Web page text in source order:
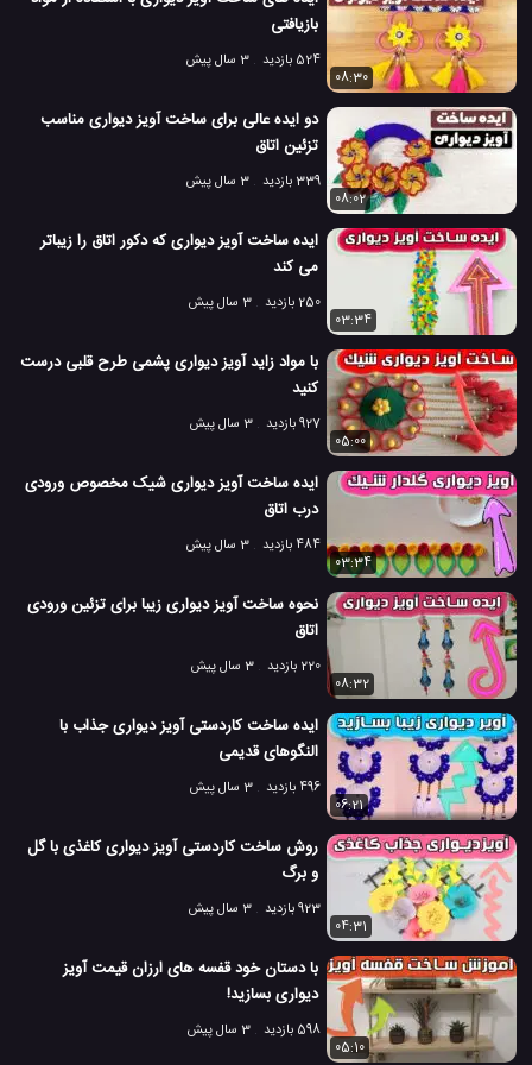
بازیافتی
524 بازدید
3 سال پیش
08:30
دو ایده عالی برای ساخت آویز دیواری مناسب
تزئین اتاق
339 بازدید
3 سال پیش
08:02
ایده ساخت آویز دیواری که دکور اتاق را زیباتر
می کند
250 بازدید
3 سال پیش
03:34
با مواد زاید آویز دیواری پشمی طرح قلبی درست
کنید
927 بازدید
3 سال پیش
05:00
ایده ساخت آویز دیواری شیک مخصوص ورودی
درب اتاق
484 بازدید
3 سال پیش
03:34
نحوه ساخت آویز دیواری زیبا برای تزئین ورودی
اتاق
220 بازدید
3 سال پیش
08:32
ایده ساخت کاردستی آویز دیواری جذاب با
النگوهای قدیمی
496 بازدید
3 سال پیش
06:21
روش ساخت کاردستی آویز دیواری کاغذی با گل
و برگ
923 بازدید
3 سال پیش
04:31
با دستان خود قفسه های ارزان قیمت آویز
دیواری بسازید!
598 بازدید
3 سال پیش
05:10